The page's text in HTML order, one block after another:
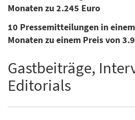
Monaten zu 2.245 Euro
10 Pressemitteilungen in
Monaten zu einem Preis von
Gastbeiträge,
Editorials